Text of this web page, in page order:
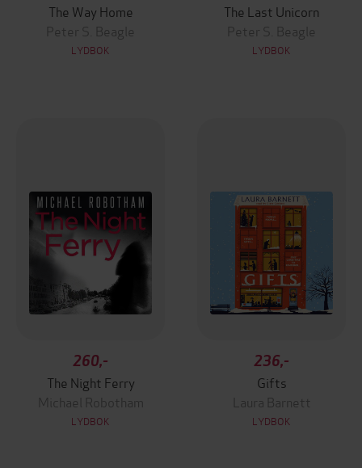
The Way Home
Peter S. Beagle
LYDBOK
The Last Unicorn
Peter S. Beagle
LYDBOK
260,-
The Night Ferry
Michael Robotham
LYDBOK
236,-
Gifts
Laura Barnett
LYDBOK